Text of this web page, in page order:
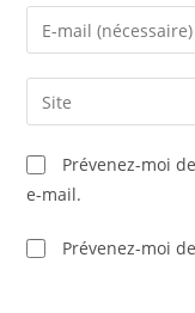
Prévenez-moi
e-mail.
Prévenez-moi